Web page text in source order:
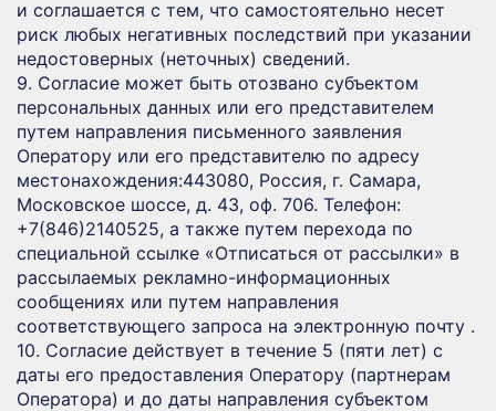
и соглашается с тем, что самостоятельно несет
риск любых негативных последствий при указании
недостоверных (неточных) сведений.
9. Согласие может быть отозвано субъектом
персональных данных или его представителем
путем направления письменного заявления
Оператору или его представителю по адресу
местонахождения:443080, Россия, г. Самара,
Московское шоссе, д. 43, оф. 706. Телефон:
+7(846)2140525, а также путем перехода по
специальной ссылке «Отписаться от рассылки» в
рассылаемых рекламно-информационных
сообщениях или путем направления
соответствующего запроса на электронную почту .
10. Согласие действует в течение 5 (пяти лет) с
даты его предоставления Оператору (партнерам
Оператора) и до даты направления субъектом